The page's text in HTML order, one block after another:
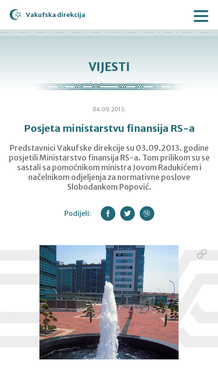
Vakufska direkcija
VIJESTI
04.09.2013.
Posjeta ministarstvu finansija RS-a
Predstavnici Vakufske direkcije su 03.09.2013. godine
posjetili Ministarstvo finansija RS-a. Tom prilikom su se
sastali sa pomoćnikom ministra Jovom Radukićem i
načelnikom odjeljenja za normativne poslove
Slobodankom Popović.
Podijeli: